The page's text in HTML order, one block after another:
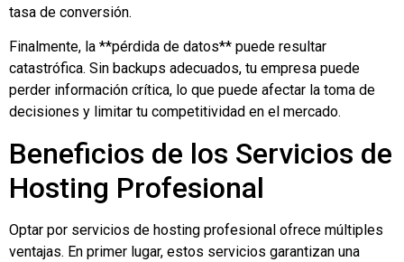
tasa de conversión.
Finalmente, la **pérdida de datos** puede resultar
catastrófica. Sin backups adecuados, tu empresa puede
perder información crítica, lo que puede afectar la toma de
decisiones y limitar tu competitividad en el mercado.
Beneficios de los Servicios de
Hosting Profesional
Optar por servicios de hosting profesional ofrece múltiples
ventajas. En primer lugar, estos servicios garantizan una